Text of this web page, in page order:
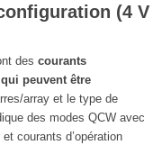
(4 V
des courants
peuvent être
array et le type de
des modes QCW avec
et courants d’opération